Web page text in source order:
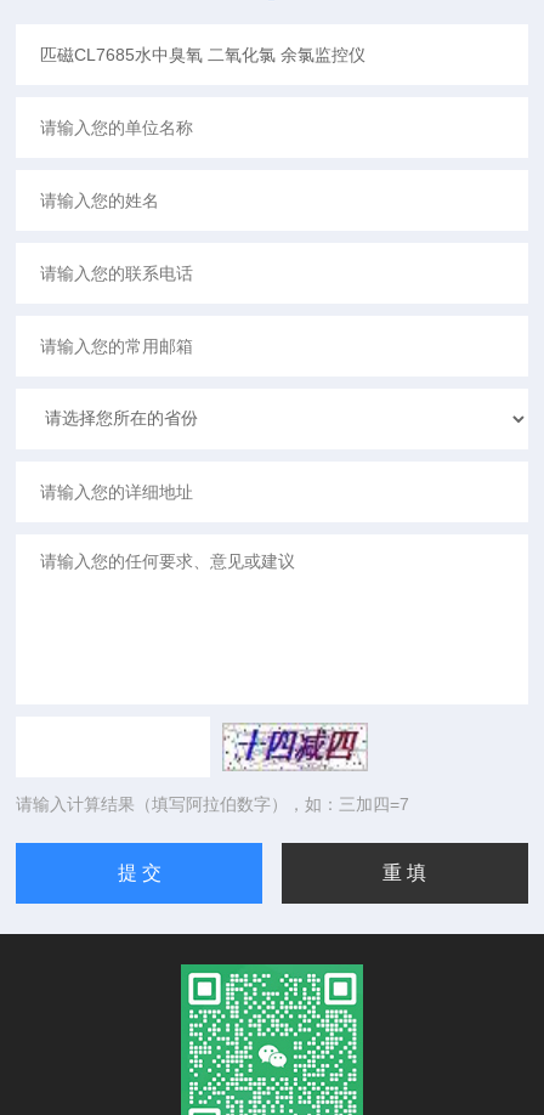
请输入计算结果（填写阿拉伯数字），如：三加四=7